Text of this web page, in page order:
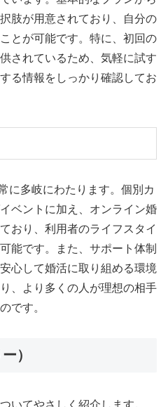
肢が用意されており、自分の
とが可能です。特に、初回の
されているため、気軽に試す
る情報をしっかり確認してお
に多岐にわたります。個別カ
ベントに加え、オンライン婚
おり、利用者のライフスタイ
能です。また、サポート体制
心して婚活に取り組める環境
、より多くの人が理想の相手
です。
）